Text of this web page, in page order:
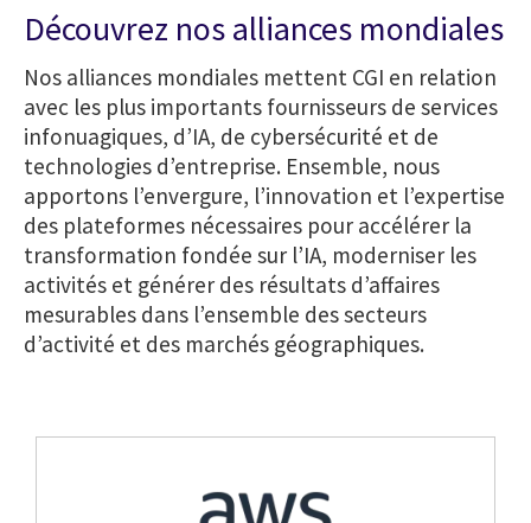
Découvrez nos alliances mondiales
Nos alliances mondiales mettent CGI en relation
avec les plus importants fournisseurs de services
infonuagiques, d’IA, de cybersécurité et de
technologies d’entreprise. Ensemble, nous
apportons l’envergure, l’innovation et l’expertise
des plateformes nécessaires pour accélérer la
transformation fondée sur l’IA, moderniser les
activités et générer des résultats d’affaires
mesurables dans l’ensemble des secteurs
d’activité et des marchés géographiques.